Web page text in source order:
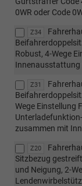
0WR oder Code
Z34
Robust, 4-Wege
Innenausstattung
Z31
Wege Einstellung
zusammen mit
Z20
Sitzbezug
und Neigung, 2-